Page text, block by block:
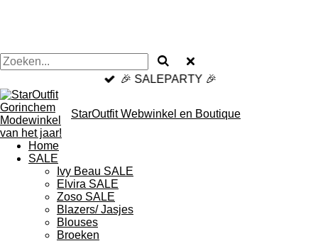
🎉 SALEPARTY 🎉
StarOutfit Webwinkel en Boutique
Home
SALE
Ivy Beau SALE
Elvira SALE
Zoso SALE
Blazers/ Jasjes
Blouses
Broeken